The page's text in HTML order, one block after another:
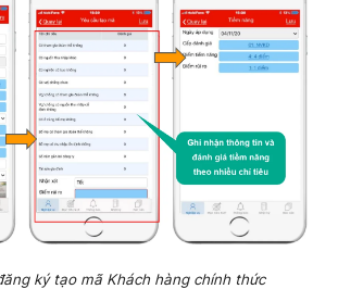
ký tạo mã Khách hàng chính thức